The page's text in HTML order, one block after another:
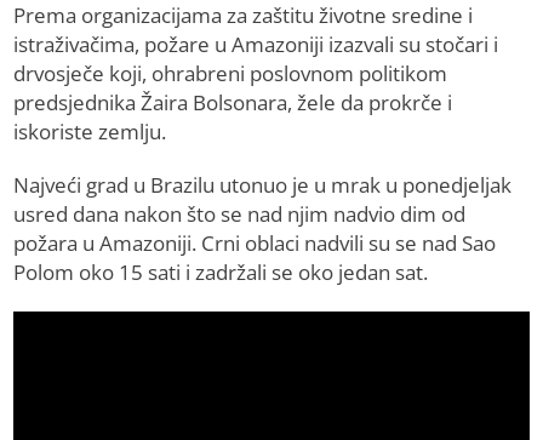
Prema organizacijama za zaštitu životne sredine i
istraživačima, požare u Amazoniji izazvali su stočari i
drvosječe koji, ohrabreni poslovnom politikom
predsjednika Žaira Bolsonara, žele da prokrče i
iskoriste zemlju.
Najveći grad u Brazilu utonuo je u mrak u ponedjeljak
usred dana nakon što se nad njim nadvio dim od
požara u Amazoniji. Crni oblaci nadvili su se nad Sao
Polom oko 15 sati i zadržali se oko jedan sat.